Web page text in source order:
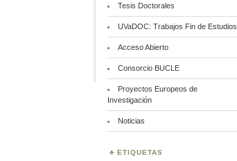
Tesis Doctorales
UVaDOC: Trabajos Fin de Estudios
Acceso Abierto
Consorcio BUCLE
Proyectos Europeos de
Investigación
Noticias
ETIQUETAS